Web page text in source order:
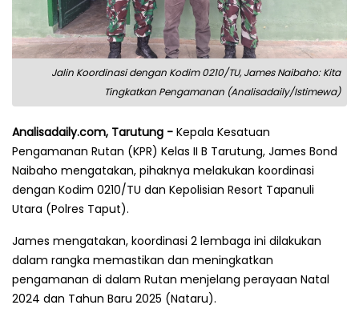
Jalin Koordinasi dengan Kodim 0210/TU, James Naibaho: Kita
Tingkatkan Pengamanan (Analisadaily/Istimewa)
Analisadaily.com, Tarutung - Kepala Kesatuan
Pengamanan Rutan (KPR) Kelas II B Tarutung, James Bond
Naibaho mengatakan, pihaknya melakukan koordinasi
dengan Kodim 0210/TU dan Kepolisian Resort Tapanuli
Utara (Polres Taput).
James mengatakan, koordinasi 2 lembaga ini dilakukan
dalam rangka memastikan dan meningkatkan
pengamanan di dalam Rutan menjelang perayaan Natal
2024 dan Tahun Baru 2025 (Nataru).